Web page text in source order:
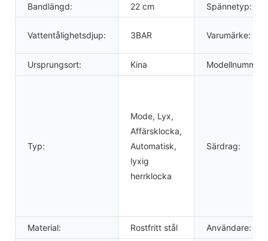
Bandlängd: 22 cm Spännetyp:
Vattentålighetsdjup: 3BAR Varumärke:
Ursprungsort: Kina Modellnummer:
Typ:
Mode, Lyx,
Affärsklocka,
Automatisk,
lyxig
herrklocka
Särdrag:
Material: Rostfritt stål Användare: